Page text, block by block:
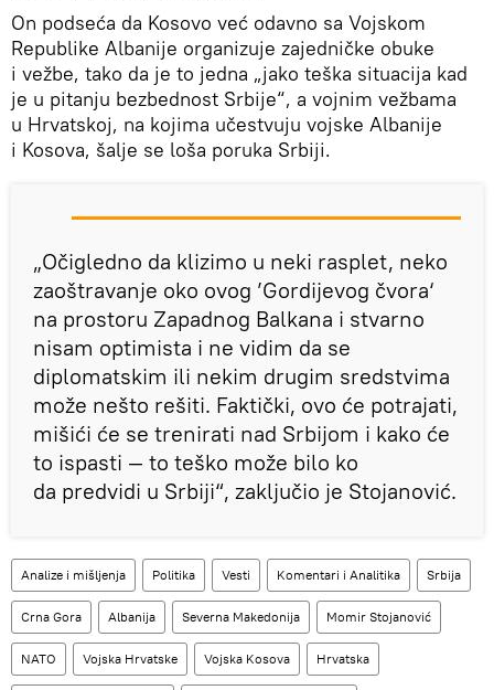
On podseća da Kosovo već odavno sa Vojskom
Republike Albanije organizuje zajedničke obuke
i vežbe, tako da je to jedna „jako teška situacija kad
je u pitanju bezbednost Srbije“, a vojnim vežbama
u Hrvatskoj, na kojima učestvuju vojske Albanije
i Kosova, šalje se loša poruka Srbiji.
„Očigledno da klizimo u neki rasplet, neko
zaoštravanje oko ovog ’Gordijevog čvora‘
na prostoru Zapadnog Balkana i stvarno
nisam optimista i ne vidim da se
diplomatskim ili nekim drugim sredstvima
može nešto rešiti. Faktički, ovo će potrajati,
mišići će se trenirati nad Srbijom i kako će
to ispasti — to teško može bilo ko
da predvidi u Srbiji“, zaključio je Stojanović.
Analize i mišljenja Politika Vesti Komentari i Analitika Srbija
Crna Gora Albanija Severna Makedonija Momir Stojanović
NATO Vojska Hrvatske Vojska Kosova Hrvatska